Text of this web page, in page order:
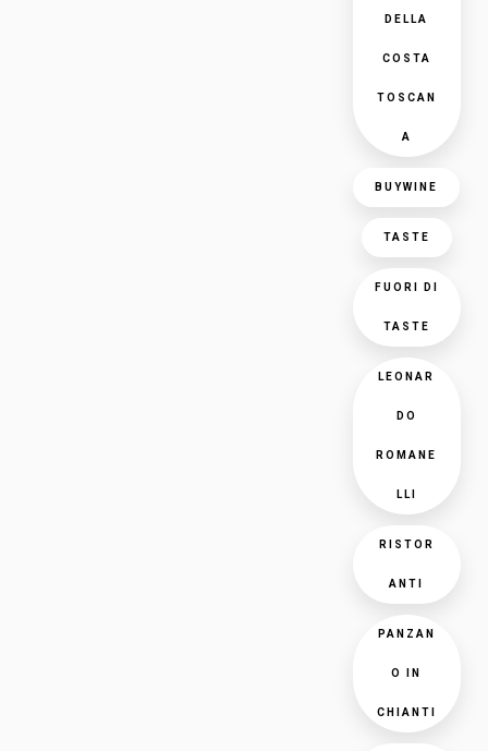
DELLA
COSTA
TOSCAN
A
BUYWINE
TASTE
FUORI DI
TASTE
LEONAR
DO
ROMANE
LLI
RISTOR
ANTI
PANZAN
O IN
CHIANTI